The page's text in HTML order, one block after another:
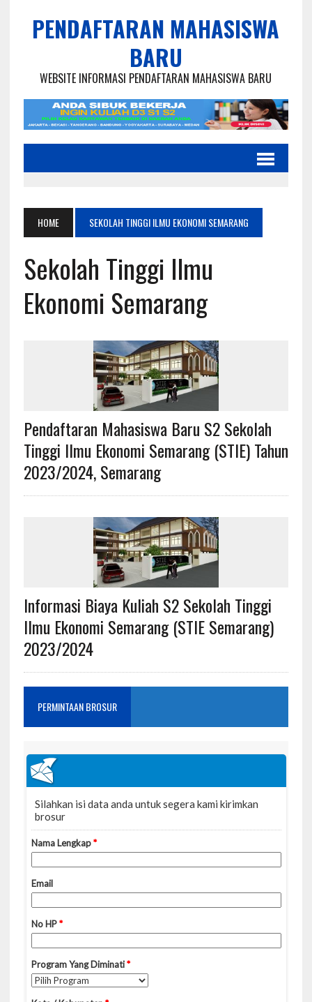
PENDAFTARAN MAHASISWA
BARU
WEBSITE INFORMASI PENDAFTARAN MAHASISWA BARU
HOME SEKOLAH TINGGI ILMU EKONOMI SEMARANG
Sekolah Tinggi Ilmu
Ekonomi Semarang
Pendaftaran Mahasiswa Baru S2 Sekolah
Tinggi Ilmu Ekonomi Semarang (STIE) Tahun
2023/2024, Semarang
Informasi Biaya Kuliah S2 Sekolah Tinggi
Ilmu Ekonomi Semarang (STIE Semarang)
2023/2024
PERMINTAAN BROSUR